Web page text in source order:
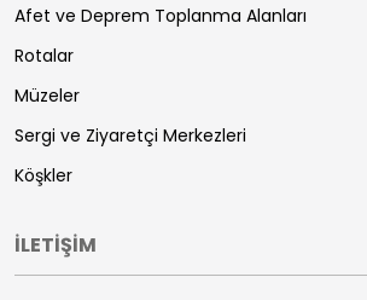
Afet ve Deprem Toplanma Alanları
Rotalar
Müzeler
Sergi ve Ziyaretçi Merkezleri
Köşkler
İLETİŞİM